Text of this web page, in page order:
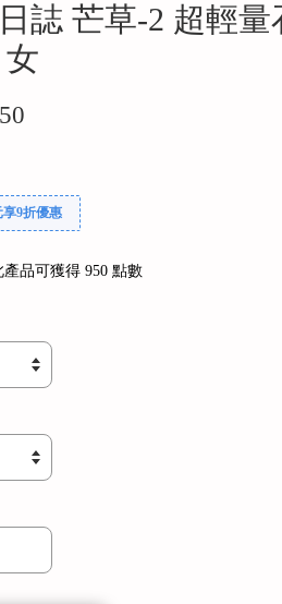
誌 芒草-2 超輕
女
享9折優惠
產品可獲得 950 點數